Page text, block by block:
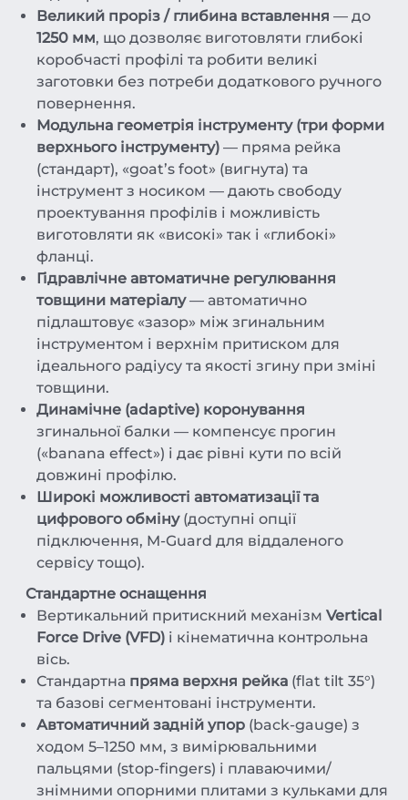
Великий проріз / глибина вставлення — до
1250 мм, що дозволяє виготовляти глибокі
коробчасті профілі та робити великі
заготовки без потреби додаткового ручного
повернення.
Модульна геометрія інструменту (три форми
верхнього інструменту) — пряма рейка
(стандарт), «goat’s foot» (вигнута) та
інструмент з носиком — дають свободу
проектування профілів і можливість
виготовляти як «високі» так і «глибокі»
фланці.
Гідравлічне автоматичне регулювання
товщини матеріалу— автоматично
підлаштовує «зазор» між згинальним
інструментом і верхнім притиском для
ідеального радіусу та якості згину при зміні
товщини.
Динамічне (adaptive) коронування
згинальної балки — компенсує прогин
(«banana effect») і дає рівні кути по всій
довжині профілю.
Широкі можливості автоматизації та
цифрового обміну(доступні опції
підключення, M-Guard для віддаленого
сервісу тощо).
Стандартне оснащення
Вертикальний притискний механізм Vertical
Force Drive (VFD) і кінематична контрольна
вісь.
Стандартна пряма верхня рейка (flat tilt 35°)
та базові сегментовані інструменти.
Автоматичний задній упор (back-gauge) з
ходом 5–1250 мм, з вимірювальними
пальцями (stop-fingers) і плаваючими/
знімними опорними плитами з кульками для